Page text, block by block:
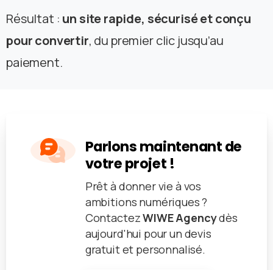
Résultat : un site rapide, sécurisé et conçu
pour convertir, du premier clic jusqu’au
paiement.
Parlons maintenant de
votre projet !
Prêt à donner vie à vos
ambitions numériques ?
ContactezWIWE Agencydès
aujourd'hui pour un devis
gratuit et personnalisé.